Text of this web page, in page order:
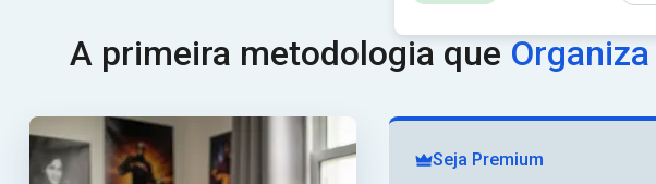
A primeira metodologia que Organiza
Seja Premium